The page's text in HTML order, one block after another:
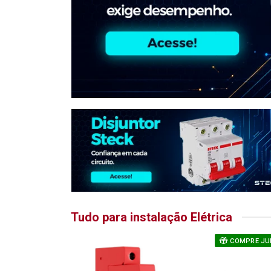
Tudo para instalação Elétrica
COMPRE